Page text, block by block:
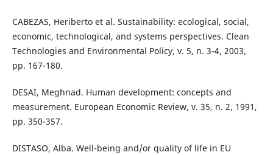
CABEZAS, Heriberto et al. Sustainability: ecological, social,
economic, technological, and systems perspectives. Clean
Technologies and Environmental Policy, v. 5, n. 3-4, 2003,
pp. 167-180.
DESAI, Meghnad. Human development: concepts and
measurement. European Economic Review, v. 35, n. 2, 1991,
pp. 350-357.
DISTASO, Alba. Well-being and/or quality of life in EU